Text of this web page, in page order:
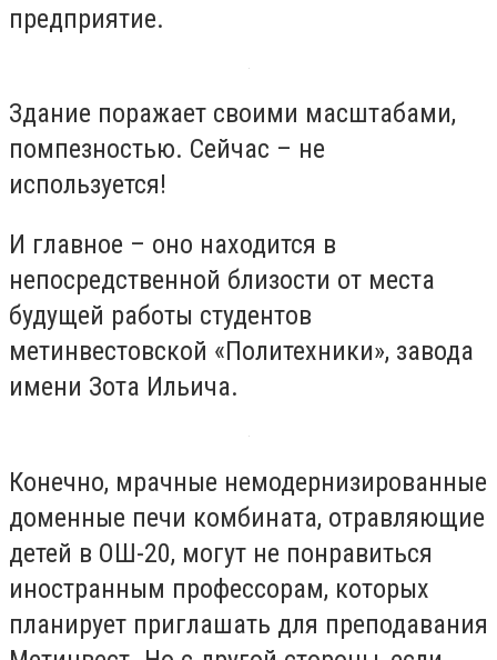
предприятие.
Здание поражает своими масштабами,
помпезностью. Сейчас – не
используется!
И главное – оно находится в
непосредственной близости от места
будущей работы студентов
метинвестовской «Политехники», завода
имени Зота Ильича.
Конечно, мрачные немодернизированные
доменные печи комбината, отравляющие
детей в ОШ-20, могут не понравиться
иностранным профессорам, которых
планирует приглашать для преподавания